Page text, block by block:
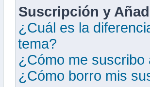
Suscripción y
¿Cuál es la
tema?
¿Cómo me
¿Cómo borro mis